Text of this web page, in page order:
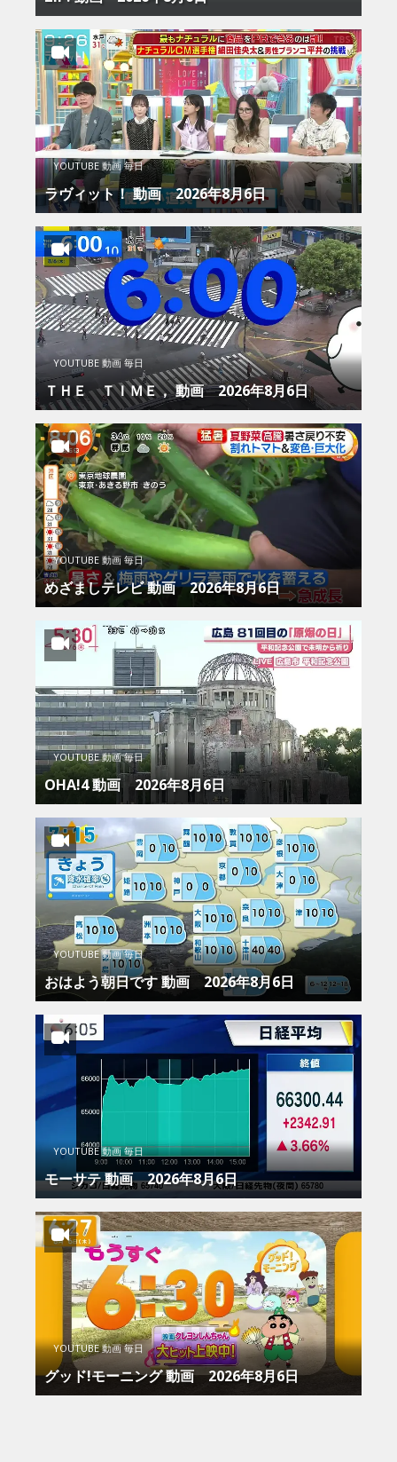
YOUTUBE 動画 毎日
ラヴィット！ 動画 2026年8月6日
YOUTUBE 動画 毎日
ＴＨＥ ＴＩＭＥ， 動画 2026年8月6日
YOUTUBE 動画 毎日
めざましテレビ 動画 2026年8月6日
YOUTUBE 動画 毎日
OHA!4 動画 2026年8月6日
YOUTUBE 動画 毎日
おはよう朝日です 動画 2026年8月6日
YOUTUBE 動画 毎日
モーサテ 動画 2026年8月6日
YOUTUBE 動画 毎日
グッド!モーニング 動画 2026年8月6日